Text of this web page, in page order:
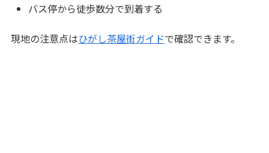
バス停から徒歩数分で到着する
現地の注意点はひがし茶屋街ガイドで確認できます。